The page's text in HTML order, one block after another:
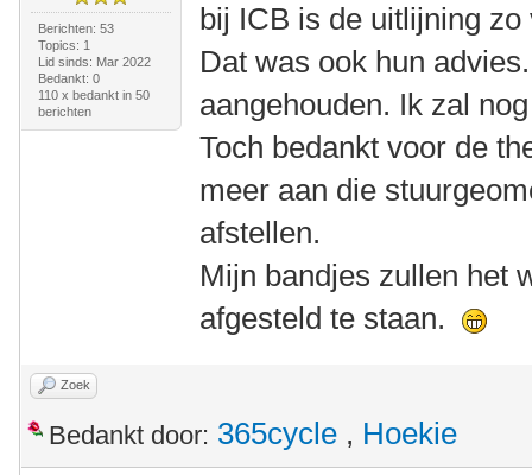
Berichten: 53
Topics: 1
Lid sinds: Mar 2022
Bedankt: 0
110 x bedankt in 50
berichten
bij ICB is de uitlijning
Dat was ook hun
aangehouden. Ik zal
Toch bedankt voor de
meer aan die
afstellen.
Mijn bandjes zullen het
afgesteld te staan.
Zoek
Bedankt door: 365cycle , Hoekie